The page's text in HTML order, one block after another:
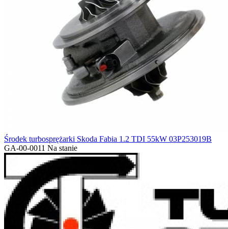
Środek turbosprężarki Skoda Fabia 1.2 TDI 55kW 03P253019B
GA-00-0011 Na stanie